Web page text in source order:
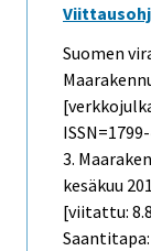
Suomen
3.
kesäkuu
[viitattu:
Saantitapa: